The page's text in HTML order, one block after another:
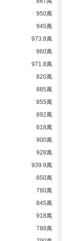
950萬
945萬
973.8萬
960萬
971.8萬
820萬
885萬
855萬
892萬
818萬
900萬
928萬
939.9萬
850萬
780萬
845萬
918萬
788萬